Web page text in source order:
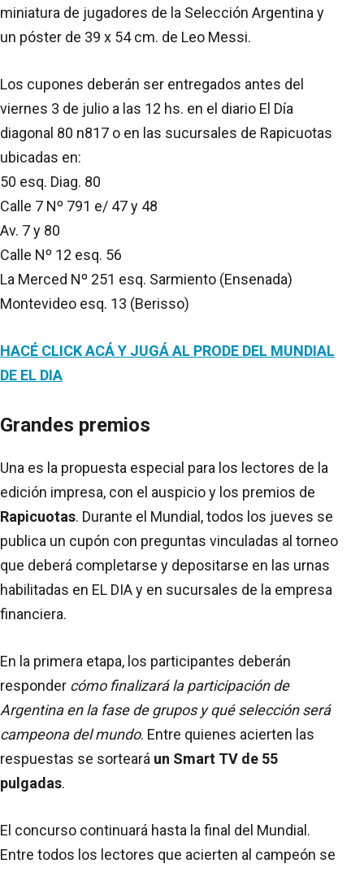
miniatura de jugadores de la Selección Argentina y
un póster de 39 x 54 cm. de Leo Messi.
Los cupones deberán ser entregados antes del
viernes 3 de julio a las 12 hs. en el diario El Día
diagonal 80 n817 o en las sucursales de Rapicuotas
ubicadas en:
50 esq. Diag. 80
Calle 7 Nº 791 e/ 47 y 48
Av. 7 y 80
Calle Nº 12 esq. 56
La Merced Nº 251 esq. Sarmiento (Ensenada)
Montevideo esq. 13 (Berisso)
HACÉ CLICK ACÁ Y JUGÁ AL PRODE DEL MUNDIAL
DE EL DIA
Grandes premios
Una es la propuesta especial para los lectores de la
edición impresa, con el auspicio y los premios de
Rapicuotas. Durante el Mundial, todos los jueves se
publica un cupón con preguntas vinculadas al torneo
que deberá completarse y depositarse en las urnas
habilitadas en EL DIA y en sucursales de la empresa
financiera.
En la primera etapa, los participantes deberán
responder cómo finalizará la participación de
Argentina en la fase de grupos y qué selección será
campeona del mundo. Entre quienes acierten las
respuestas se sorteará un Smart TV de 55
pulgadas.
El concurso continuará hasta la final del Mundial.
Entre todos los lectores que acierten al campeón se